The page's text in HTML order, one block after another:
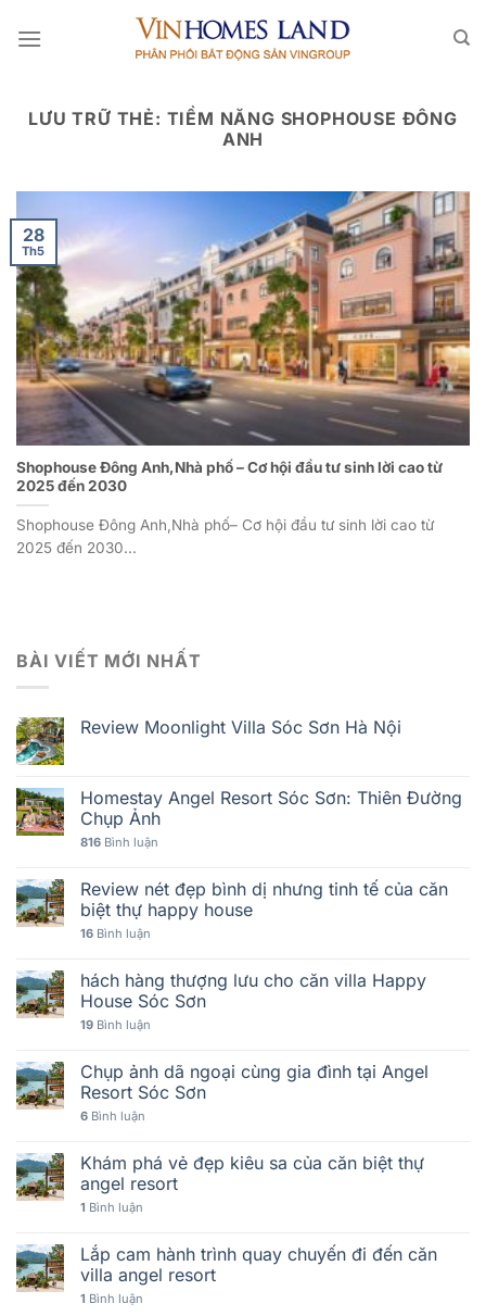
qua
LƯU TRỮ THẺ: TIỀM NĂNG SHOPHOUSE ĐÔNG
ANH
Shophouse Đông Anh,Nhà phố – Cơ hội đầu tư sinh lời cao từ
2025 đến 2030
Shophouse Đông Anh,Nhà phố– Cơ hội đầu tư sinh lời cao từ
2025 đến 2030...
28
Th5
BÀI VIẾT MỚI NHẤT
Review Moonlight Villa Sóc Sơn Hà Nội
Homestay Angel Resort Sóc Sơn: Thiên Đường
Chụp Ảnh
816 Bình luận
Review nét đẹp bình dị nhưng tinh tế của căn
biệt thự happy house
16 Bình luận
hách hàng thượng lưu cho căn villa Happy
House Sóc Sơn
19 Bình luận
Chụp ảnh dã ngoại cùng gia đình tại Angel
Resort Sóc Sơn
6 Bình luận
Khám phá vẻ đẹp kiêu sa của căn biệt thự
angel resort
1 Bình luận
Lắp cam hành trình quay chuyến đi đến căn
villa angel resort
1 Bình luận